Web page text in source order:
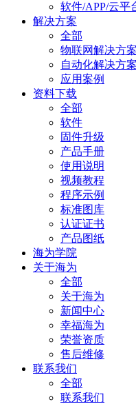
软件/APP/云平
解决方案
全部
物联网解决方案
自动化解决方案
应用案例
资料下载
全部
软件
固件升级
产品手册
使用说明
视频教程
程序示例
标准图库
认证证书
产品图纸
海为学院
关于海为
全部
关于海为
新闻中心
幸福海为
荣誉资质
售后维修
联系我们
全部
联系我们